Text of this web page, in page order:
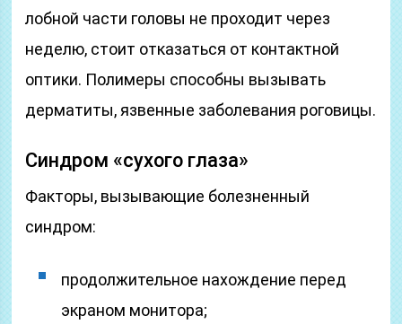
лобной части головы не проходит через
неделю, стоит отказаться от контактной
оптики. Полимеры способны вызывать
дерматиты, язвенные заболевания роговицы.
Синдром «сухого глаза»
Факторы, вызывающие болезненный
синдром:
продолжительное нахождение перед
экраном монитора;